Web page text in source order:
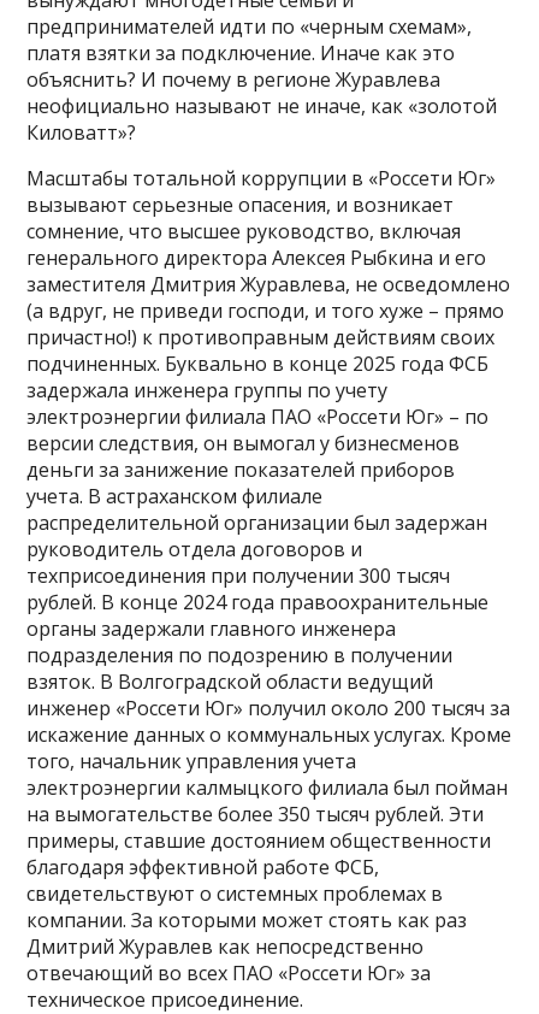
предпринимателей идти по «черным схемам»,
платя взятки за подключение. Иначе как это
объяснить? И почему в регионе Журавлева
неофициально называют не иначе, как «золотой
Киловатт»?
Масштабы тотальной коррупции в «Россети Юг»
вызывают серьезные опасения, и возникает
сомнение, что высшее руководство, включая
генерального директора Алексея Рыбкина и его
заместителя Дмитрия Журавлева, не осведомлено
(а вдруг, не приведи господи, и того хуже – прямо
причастно!) к противоправным действиям своих
подчиненных. Буквально в конце 2025 года ФСБ
задержала инженера группы по учету
электроэнергии филиала ПАО «Россети Юг» – по
версии следствия, он вымогал у бизнесменов
деньги за занижение показателей приборов
учета. В астраханском филиале
распределительной организации был задержан
руководитель отдела договоров и
техприсоединения при получении 300 тысяч
рублей. В конце 2024 года правоохранительные
органы задержали главного инженера
подразделения по подозрению в получении
взяток. В Волгоградской области ведущий
инженер «Россети Юг» получил около 200 тысяч за
искажение данных о коммунальных услугах. Кроме
того, начальник управления учета
электроэнергии калмыцкого филиала был пойман
на вымогательстве более 350 тысяч рублей. Эти
примеры, ставшие достоянием общественности
благодаря эффективной работе ФСБ,
свидетельствуют о системных проблемах в
компании. За которыми может стоять как раз
Дмитрий Журавлев как непосредственно
отвечающий во всех ПАО «Россети Юг» за
техническое присоединение.